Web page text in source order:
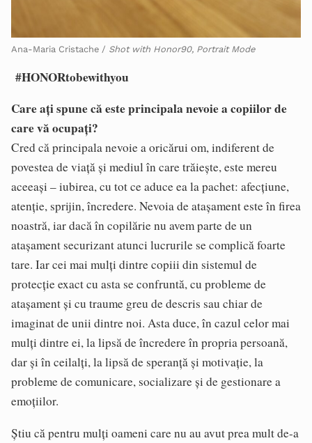
Ana-Maria Cristache / Shot with Honor90, Portrait Mode
#HONORtobewithyou
Care ați spune că este principala nevoie a copiilor de
care vă ocupați?
Cred că principala nevoie a oricărui om, indiferent de
povestea de viaţă şi mediul în care trăieşte, este mereu
aceeaşi – iubirea, cu tot ce aduce ea la pachet: afecţiune,
atenţie, sprijin, încredere. Nevoia de ataşament este în firea
noastră, iar dacă în copilărie nu avem parte de un
ataşament securizant atunci lucrurile se complică foarte
tare. Iar cei mai mulţi dintre copiii din sistemul de
protecţie exact cu asta se confruntă, cu probleme de
ataşament şi cu traume greu de descris sau chiar de
imaginat de unii dintre noi. Asta duce, în cazul celor mai
mulţi dintre ei, la lipsă de încredere în propria persoană,
dar şi în ceilalţi, la lipsă de speranţă şi motivaţie, la
probleme de comunicare, socializare şi de gestionare a
emoţiilor.
Ştiu că pentru mulţi oameni care nu au avut prea mult de-a